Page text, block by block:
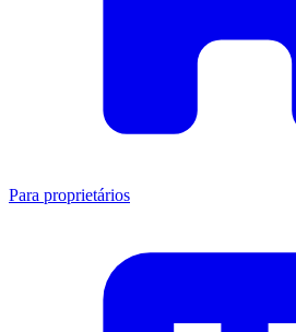
Para proprietários